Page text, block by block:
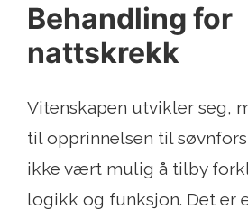
Behandling for
nattskrekk
Vitenskapen utvikler seg,
til opprinnelsen til
ikke vært mulig å tilby
logikk og funksjon. Det er